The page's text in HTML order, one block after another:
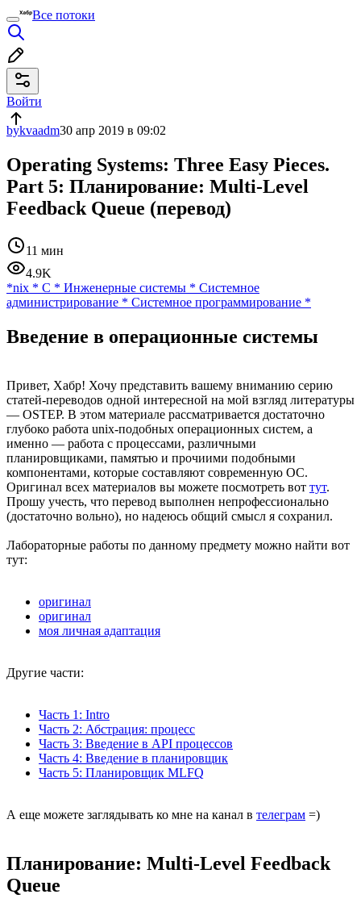
Все потоки
Войти
bykvaadm30 апр 2019 в 09:02
Operating Systems: Three Easy Pieces.
Part 5: Планирование: Multi-Level
Feedback Queue (перевод)
11 мин
4.9K
*nix * C * Инженерные системы * Системное
администрирование * Системное программирование *
Введение в операционные системы
Привет, Хабр! Хочу представить вашему вниманию серию
статей-переводов одной интересной на мой взгляд литературы
— OSTEP. В этом материале рассматривается достаточно
глубоко работа unix-подобных операционных систем, а
именно — работа с процессами, различными
планировщиками, памятью и прочиими подобными
компонентами, которые составляют современную ОС.
Оригинал всех материалов вы можете посмотреть вот тут.
Прошу учесть, что перевод выполнен непрофессионально
(достаточно вольно), но надеюсь общий смысл я сохранил.
Лабораторные работы по данному предмету можно найти вот
тут:
оригинал
оригинал
моя личная адаптация
Другие части:
Часть 1: Intro
Часть 2: Абстрация: процесс
Часть 3: Введение в API процессов
Часть 4: Введение в планировщик
Часть 5: Планировщик MLFQ
А еще можете заглядывать ко мне на канал в телеграм =)
Планирование: Multi-Level Feedback
Queue